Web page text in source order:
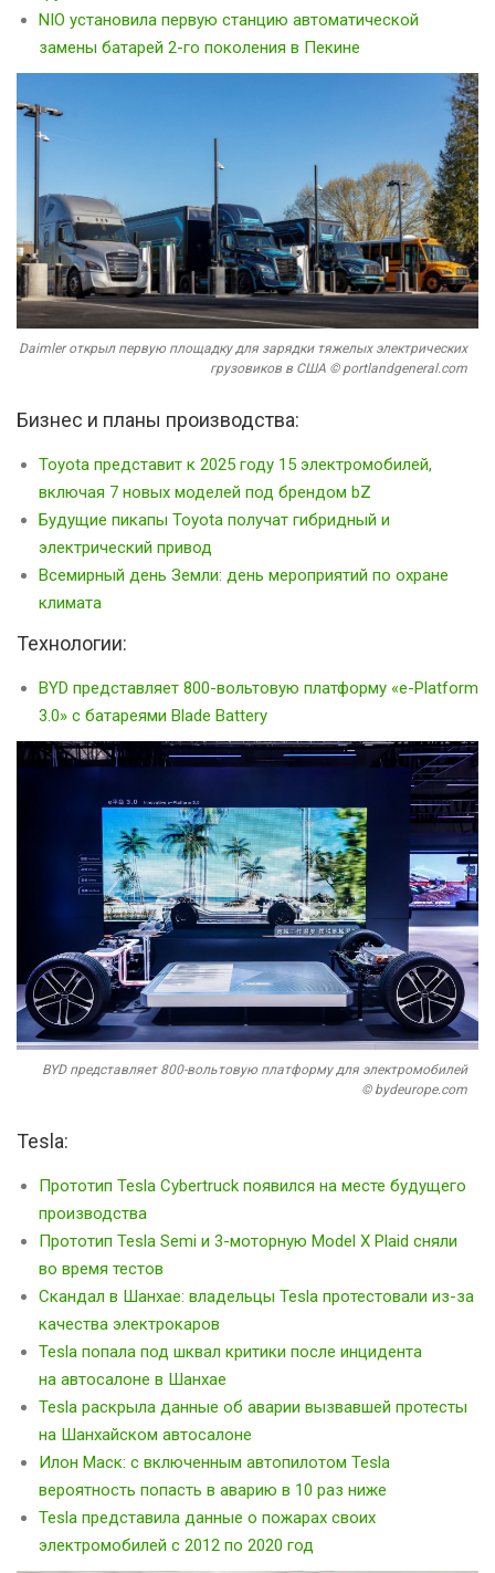
NIO установила первую станцию автоматической
замены батарей 2-го поколения в Пекине
Daimler открыл первую площадку для зарядки тяжелых электрических
грузовиков в США © portlandgeneral.com
Бизнес и планы производства:
Toyota представит к 2025 году 15 электромобилей,
включая 7 новых моделей под брендом bZ
Будущие пикапы Toyota получат гибридный и
электрический привод
Всемирный день Земли: день мероприятий по охране
климата
Технологии:
BYD представляет 800-вольтовую платформу «e-Platform
3.0» с батареями Blade Battery
BYD представляет 800-вольтовую платформу для электромобилей
© bydeurope.com
Tesla:
Прототип Tesla Cybertruck появился на месте будущего
производства
Прототип Tesla Semi и 3-моторную Model X Plaid сняли
во время тестов
Скандал в Шанхае: владельцы Tesla протестовали из-за
качества электрокаров
Tesla попала под шквал критики после инцидента
на автосалоне в Шанхае
Tesla раскрыла данные об аварии вызвавшей протесты
на Шанхайском автосалоне
Илон Маск: с включенным автопилотом Tesla
вероятность попасть в аварию в 10 раз ниже
Tesla представила данные о пожарах своих
электромобилей с 2012 по 2020 год